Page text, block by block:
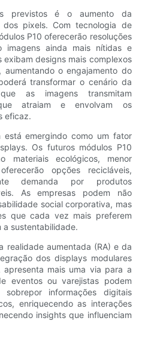
previstos é o aumento da
pixels. Com tecnologia de
P10 oferecerão resoluções
imagens ainda mais nítidas e
exibam designs mais complexos
aumentando o engajamento do
transformar o cenário da
as imagens transmitam
atraiam e envolvam os
eficaz.
está emergindo como um fator
Os futuros módulos P10
materiais ecológicos, menor
opções recicláveis,
demanda por produtos
As empresas podem não
social corporativa, mas
que cada vez mais preferem
a sustentabilidade.
realidade aumentada (RA) e da
dos displays modulares
mais uma via para a
eventos ou varejistas podem
informações digitais
enriquecendo as interações
insights que influenciam